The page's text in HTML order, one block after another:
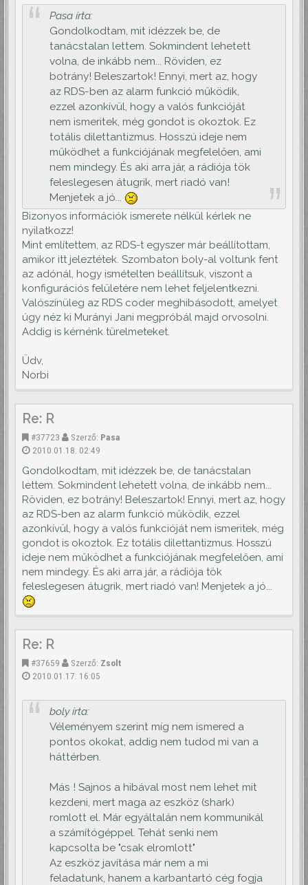
Pasa írta:
Gondolkodtam, mit idézzek be, de
tanácstalan lettem. Sokmindent lehetett
volna, de inkább nem... Röviden, ez
botrány! Beleszartok! Ennyi, mert az, hogy
az RDS-ben az alarm funkció működik,
ezzel azonkívül, hogy a valós funkcióját
nem ismeritek, még gondot is okoztok. Ez
totális dilettantizmus. Hosszú ideje nem
működhet a funkciójának megfelelően, ami
nem mindegy. És aki arra jár, a rádiója tök
feleslegesen átugrik, mert riadó van!
Menjetek a jó...
Bizonyos információk ismerete nélkül kérlek ne
nyilatkozz!
Mint említettem, az RDS-t egyszer már beállítottam,
amikor itt jeleztétek. Szombaton boly-al voltunk fent
az adónál, hogy ismételten beállítsuk, viszont a
konfigurációs felületére nem lehet feljelentkezni.
Valószínüleg az RDS coder meghibásodott, amelyet
úgy néz ki Murányi Jani megpróbál majd orvosolni.
Addig is kérnénk türelmeteket.
Üdv,
Norbi
Re: R
#37723 Szerző: Pasa
2010.01.18. 02:49
Gondolkodtam, mit idézzek be, de tanácstalan
lettem. Sokmindent lehetett volna, de inkább nem...
Röviden, ez botrány! Beleszartok! Ennyi, mert az, hogy
az RDS-ben az alarm funkció működik, ezzel
azonkívül, hogy a valós funkcióját nem ismeritek, még
gondot is okoztok. Ez totális dilettantizmus. Hosszú
ideje nem működhet a funkciójának megfelelően, ami
nem mindegy. És aki arra jár, a rádiója tök
feleslegesen átugrik, mert riadó van! Menjetek a jó...
Re: R
#37659 Szerző: Zsolt
2010.01.17. 16:05
boly írta:
Véleményem szerint míg nem ismered a
pontos okokat, addig nem tudod mi van a
háttérben.
Más ! Sajnos a hibával most nem lehet mit
kezdeni, mert maga az eszköz (shark)
romlott el. Már egyáltalán nem kommunikál
a számítógéppel. Tehát senki nem
kapcsolta be "csak elromlott"
Az eszköz javítása már nem a mi
feladatunk, hanem a karbantartó cég fogja